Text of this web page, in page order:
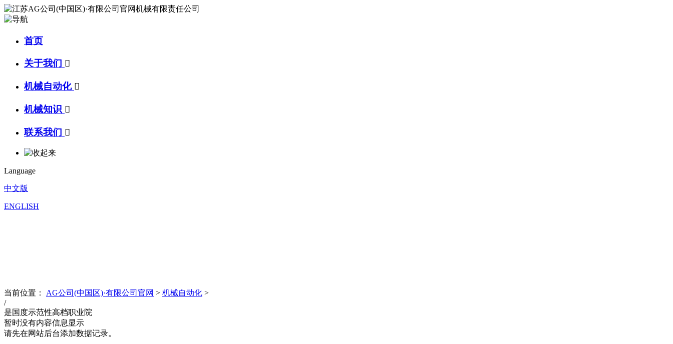
首页
关于我们 
机械自动化 
机械知识 
联系我们 
Language
中文版
ENGLISH
当前位置： AG公司(中国区)·有限公司官网 > 机械自动化 >
/
是国度示范性高档职业院
暂时没有内容信息显示
请先在网站后台添加数据记录。